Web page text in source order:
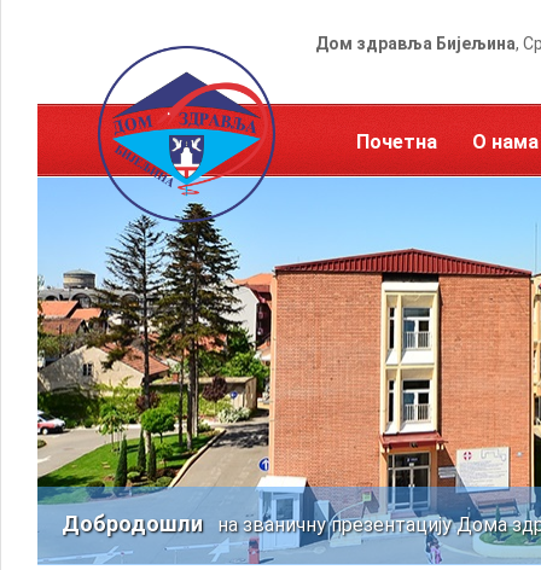
Дом здравља Бијељина,
Почетна О нама
Добродошлина званичну презентацију Дома